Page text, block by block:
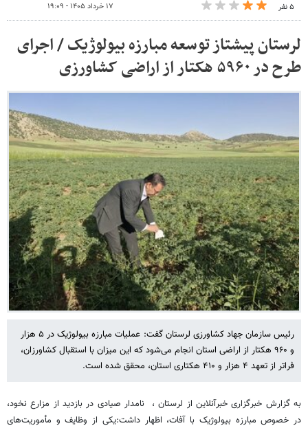
۵ نفر ۱۷ خرداد ۱۴۰۵ - ۱۹:۰۹
لرستان پیشتاز توسعه مبارزه بیولوژیک / اجرای
طرح در ۵۹۶۰ هکتار از اراضی کشاورزی
رئیس سازمان جهاد کشاورزی لرستان گفت: عملیات مبارزه بیولوژیک در ۵ هزار
و ۹۶۰ هکتار از اراضی استان انجام می‌شود که این میزان با استقبال کشاورزان،
فراتر از تعهد ۴ هزار و ۴۱۰ هکتاری استان، محقق شده است.
به گزارش خبرگزاری خبرآنلاین از لرستان ، نامدار صیادی در بازدید از مزارع نخود،
در خصوص مبارزه بیولوژیک با آفات، اظهار داشت:یکی از وظایف و مأموریت‌های